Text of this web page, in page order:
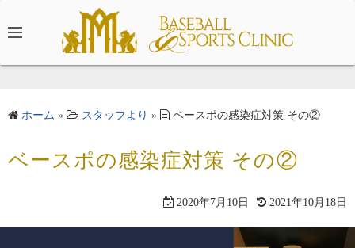
ン
ン
へ
ホーム » スタッフより » ベースポの感染症対策 その②
ベースポの感染症対策 その②
2020年7月10日 2021年10月18日